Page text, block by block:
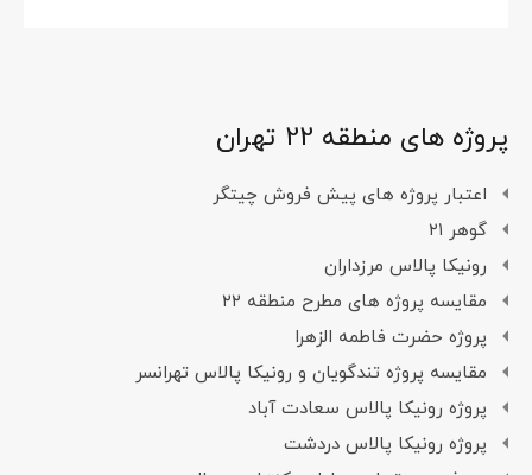
پروژه های منطقه 22 تهران
اعتبار پروژه های پیش فروش چیتگر
گوهر ۲۱
رونیکا پالاس مرزداران
مقایسه پروژه های مطرح منطقه ۲۲
پروژه حضرت فاطمه الزهرا
مقایسه پروژه تندگویان و رونیکا پالاس تهرانسر
پروژه رونیکا پالاس سعادت آباد
پروژه رونیکا پالاس دردشت